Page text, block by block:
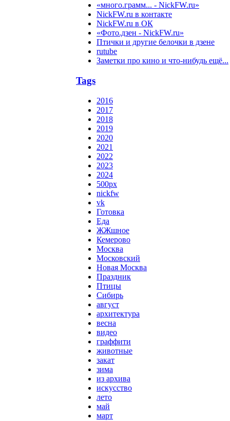
«много.грамм... - NickFW.ru»
NickFW.ru в контакте
NickFW.ru в ОК
«Фото.дзен - NickFW.ru»
Птички и другие белочки в дзене
rutube
Заметки про кино и что-нибудь ещё...
Tags
2016
2017
2018
2019
2020
2021
2022
2023
2024
500px
nickfw
vk
Готовка
Еда
ЖЖшное
Кемерово
Москва
Московский
Новая Москва
Праздник
Птицы
Сибирь
август
архитектура
весна
видео
граффити
животные
закат
зима
из архива
искусство
лето
май
март